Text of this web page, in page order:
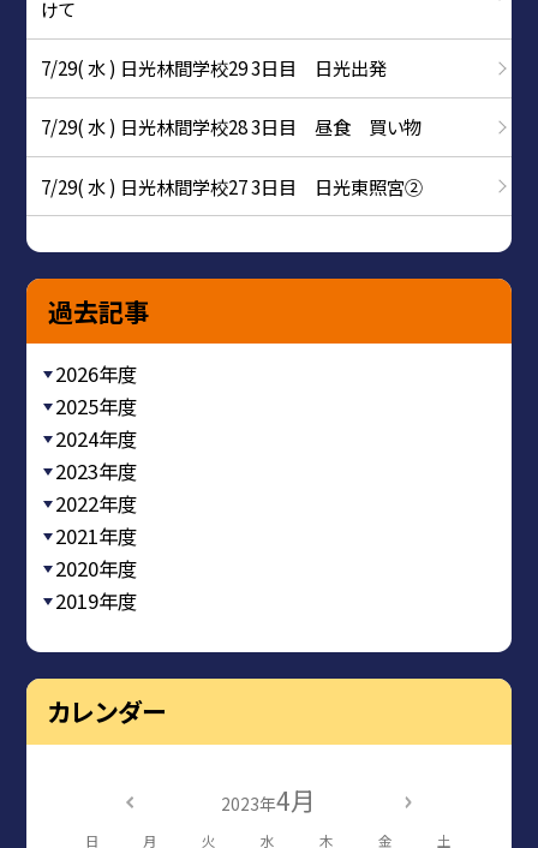
けて
7/29( 水 ) 日光林間学校29 3日目 日光出発
7/29( 水 ) 日光林間学校28 3日目 昼食 買い物
7/29( 水 ) 日光林間学校27 3日目 日光東照宮②
過去記事
2026年度
2025年度
2024年度
2023年度
2022年度
2021年度
2020年度
2019年度
カレンダー
2023年4月
日 月 火 水 木 金 土